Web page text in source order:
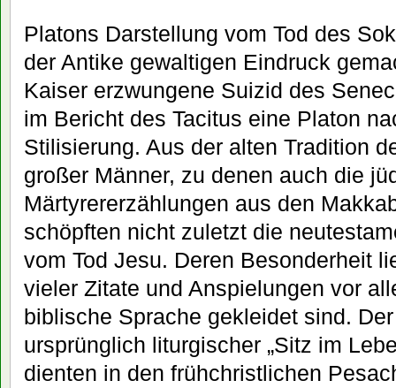
Platons Darstellung vom Tod des
der Antike gewaltigen Eindruck
Kaiser erzwungene Suizid des
im Bericht des Tacitus eine Platon
Stilisierung. Aus der alten Tradition
großer Männer, zu denen auch die
Märtyrererzählungen aus den
schöpften nicht zuletzt die
vom Tod Jesu. Deren Besonderheit
vieler Zitate und Anspielungen vor
biblische Sprache gekleidet sind.
ursprünglich liturgischer „Sitz im
dienten in den frühchristlichen